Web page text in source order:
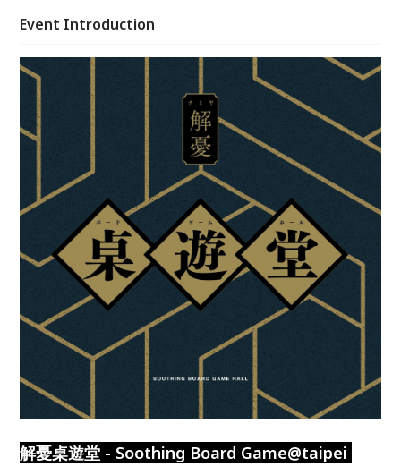
沉浸在全新的世界中，遺忘日常的煩惱。
Event Introduction
解憂桌遊堂 - Soothing Board Game@taipei